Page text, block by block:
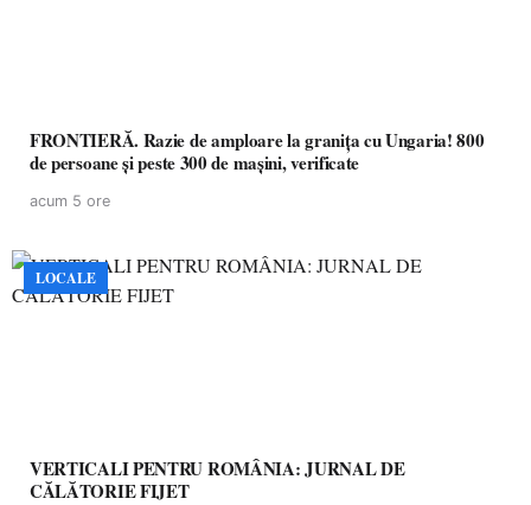
FRONTIERĂ. Razie de amploare la granița cu Ungaria! 800
de persoane și peste 300 de mașini, verificate
acum 5 ore
LOCALE
VERTICALI PENTRU ROMÂNIA: JURNAL DE
CĂLĂTORIE FIJET